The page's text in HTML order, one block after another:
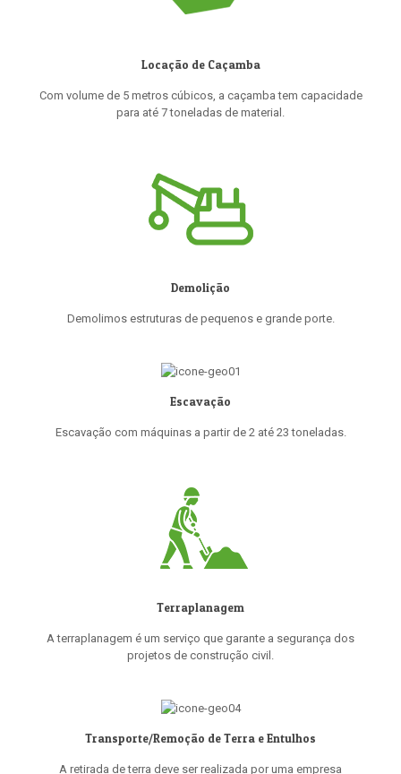
Locação de Caçamba
Com volume de 5 metros cúbicos, a caçamba tem capacidade
para até 7 toneladas de material.
Demolição
Demolimos estruturas de pequenos e grande porte.
Escavação
Escavação com máquinas a partir de 2 até 23 toneladas.
Terraplanagem
A terraplanagem é um serviço que garante a segurança dos
projetos de construção civil.
Transporte/Remoção de Terra e Entulhos
A retirada de terra deve ser realizada por uma empresa